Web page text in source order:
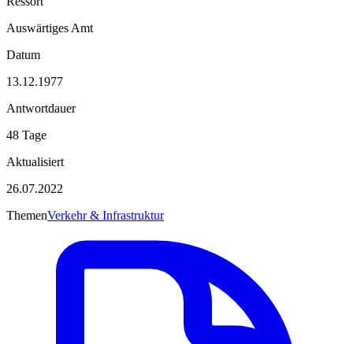
Auswärtiges Amt
Datum
13.12.1977
Antwortdauer
48 Tage
Aktualisiert
26.07.2022
ThemenVerkehr & Infrastruktur